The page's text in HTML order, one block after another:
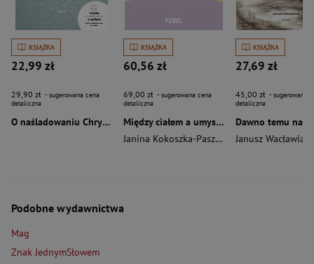
KSIĄŻKA
22,99 zł
29,90 zł - sugerowana cena
detaliczna
O naśladowaniu Chrystusa wyd. 2026
KSIĄŻKA
60,56 zł
69,00 zł - sugerowana cena
detaliczna
Między ciałem a umysłem
Janina Kokoszka-Paszkot
Piotr Wierzbiński
KSIĄŻKA
27,69 zł
45,00 zł - sugerowana
detaliczna
Janusz Wacławiak
Podobne wydawnictwa
Mag
Znak JednymSłowem